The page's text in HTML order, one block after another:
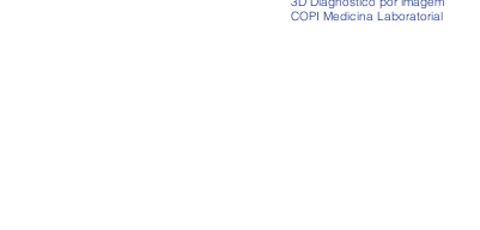
COPI Medicina Laboratorial